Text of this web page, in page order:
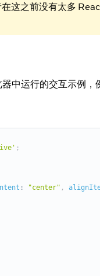
这之前没有太多
中运行的交互示例，